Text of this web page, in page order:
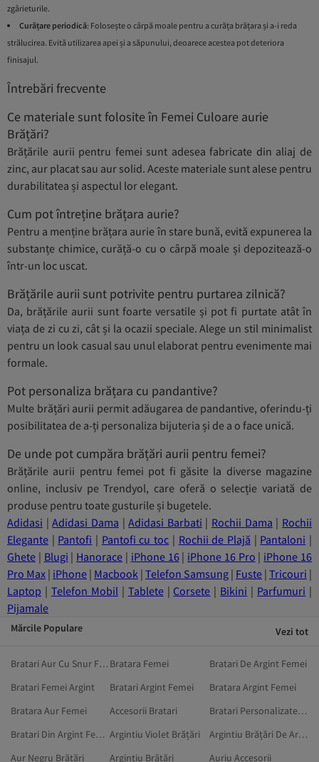
zgârieturile.
Curățare periodică: Folosește o cârpă moale pentru a curăța brățara și a-i reda
strălucirea. Evită utilizarea apei și a săpunului, deoarece acestea pot deteriora
finisajul.
Întrebări frecvente
Ce materiale sunt folosite în Femei Culoare aurie
Brățări?
Brățările aurii pentru femei sunt adesea fabricate din aliaj de
zinc, aur placat sau aur solid. Aceste materiale sunt alese pentru
durabilitatea și aspectul lor elegant.
Cum pot întreține brățara aurie?
Pentru a menține brățara aurie în stare bună, evită expunerea la
substanțe chimice, curăță-o cu o cârpă moale și depozitează-o
într-un loc uscat.
Brățările aurii sunt potrivite pentru purtarea zilnică?
Da, brățările aurii sunt foarte versatile și pot fi purtate atât în
viața de zi cu zi, cât și la ocazii speciale. Alege un stil minimalist
pentru un look casual sau unul elaborat pentru evenimente mai
formale.
Pot personaliza brățara cu pandantive?
Multe brățări aurii permit adăugarea de pandantive, oferindu-ți
posibilitatea de a-ți personaliza bijuteria și de a o face unică.
De unde pot cumpăra brățări aurii pentru femei?
Brățările aurii pentru femei pot fi găsite la diverse magazine
online, inclusiv pe Trendyol, care oferă o selecție variată de
produse pentru toate gusturile și bugetele.
Adidasi |Adidasi Dama |Adidasi Barbati | Rochii Dama | Rochii
Elegante | Pantofi | Pantofi cu toc | Rochii de Plajă | Pantaloni |
Ghete | Blugi | Hanorace | iPhone 16| iPhone 16 Pro | iPhone 16
Pro Max | iPhone | Macbook | Telefon Samsung | Fuste | Tricouri |
Laptop | Telefon Mobil| Tablete| Corsete | Bikini | Parfumuri |
Pijamale
Mărcile Populare Vezi tot
Bratari Aur Cu Snur Femei Bratara Femei
Bratari De Argint Femei
Bratari Femei Argint
Bratari Argint Femei
Bratara Argint Femei
Bratara Aur Femei
Accesorii Bratari
Bratari Personalizate Aur Femei
Bratari Din Argint Femei Argintiu Violet Brățări
Argintiu Brățări De Argint
Aur Negru Brățări
Argintiu Brățări
Auriu Accesorii